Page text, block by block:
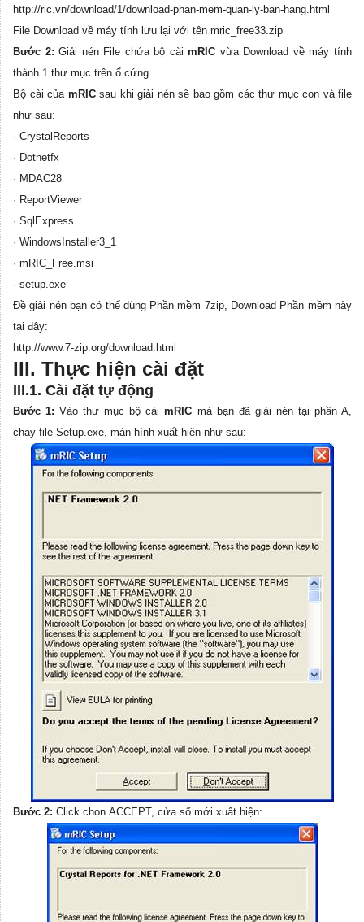
http://ric.vn/download/1/download-phan-mem-quan-ly-ban-hang.html
File Download về máy tính lưu lại với tên mric_free33.zip
Bước 2:Giải nén File chứa bộ càimRIC vừa Download về máy tính
thành 1 thư mục trên ổ cứng.
Bộ cài của mRICsau khi giải nén sẽ bao gồm các thư mục con và file
như sau:
· CrystalReports
· Dotnetfx
· MDAC28
· ReportViewer
· SqlExpress
· WindowsInstaller3_1
· mRIC_Free.msi
· setup.exe
Đề giải nén bạn có thể dùng Phần mềm 7zip, Download Phần mềm này
tại đây:
http://www.7-zip.org/download.html
III. Thực hiện cài đặt
III.1. Cài đặt tự động
Bước 1: Vào thư mục bộ cài mRIC mà bạn đã giải nén tại phần A,
chạy file Setup.exe, màn hình xuất hiện như sau:
Bước 2: Click chọn ACCEPT, cửa sổ mới xuất hiện: